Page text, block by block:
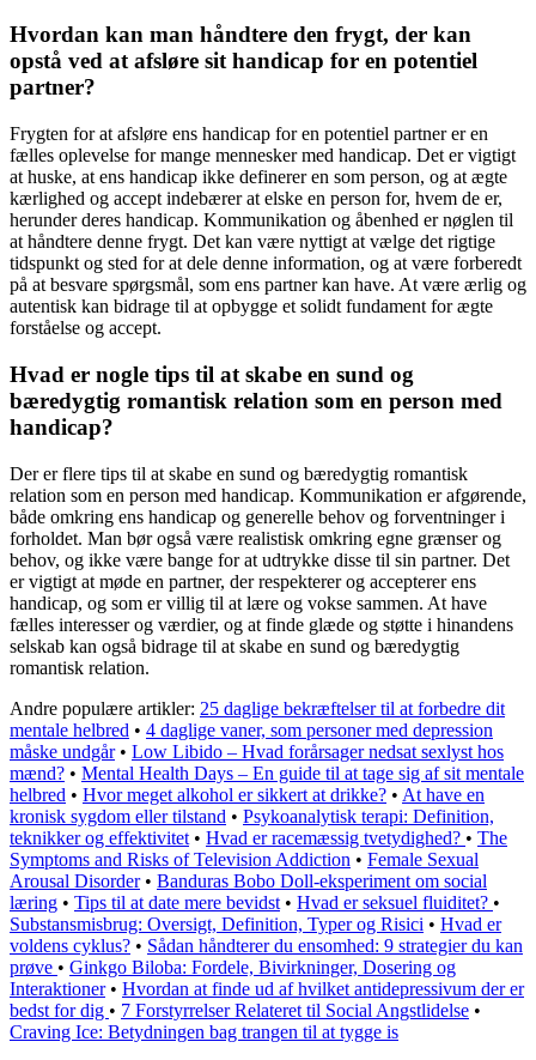
Hvordan kan man håndtere den frygt, der kan
opstå ved at afsløre sit handicap for en potentiel
partner?
Frygten for at afsløre ens handicap for en potentiel partner er en
fælles oplevelse for mange mennesker med handicap. Det er vigtigt
at huske, at ens handicap ikke definerer en som person, og at ægte
kærlighed og accept indebærer at elske en person for, hvem de er,
herunder deres handicap. Kommunikation og åbenhed er nøglen til
at håndtere denne frygt. Det kan være nyttigt at vælge det rigtige
tidspunkt og sted for at dele denne information, og at være forberedt
på at besvare spørgsmål, som ens partner kan have. At være ærlig og
autentisk kan bidrage til at opbygge et solidt fundament for ægte
forståelse og accept.
Hvad er nogle tips til at skabe en sund og
bæredygtig romantisk relation som en person med
handicap?
Der er flere tips til at skabe en sund og bæredygtig romantisk
relation som en person med handicap. Kommunikation er afgørende,
både omkring ens handicap og generelle behov og forventninger i
forholdet. Man bør også være realistisk omkring egne grænser og
behov, og ikke være bange for at udtrykke disse til sin partner. Det
er vigtigt at møde en partner, der respekterer og accepterer ens
handicap, og som er villig til at lære og vokse sammen. At have
fælles interesser og værdier, og at finde glæde og støtte i hinandens
selskab kan også bidrage til at skabe en sund og bæredygtig
romantisk relation.
Andre populære artikler: 25 daglige bekræftelser til at forbedre dit
mentale helbred • 4 daglige vaner, som personer med depression
måske undgår• Low Libido – Hvad forårsager nedsat sexlyst hos
mænd? • Mental Health Days – En guide til at tage sig af sit mentale
helbred • Hvor meget alkohol er sikkert at drikke? • At have en
kronisk sygdom eller tilstand • Psykoanalytisk terapi: Definition,
teknikker og effektivitet • Hvad er racemæssig tvetydighed? • The
Symptoms and Risks of Television Addiction • Female Sexual
Arousal Disorder• Banduras Bobo Doll-eksperiment om social
læring • Tips til at date mere bevidst • Hvad er seksuel fluiditet? •
Substansmisbrug: Oversigt, Definition, Typer og Risici • Hvad er
voldens cyklus? • Sådan håndterer du ensomhed: 9 strategier du kan
prøve • Ginkgo Biloba: Fordele, Bivirkninger, Dosering og
Interaktioner• Hvordan at finde ud af hvilket antidepressivum der er
bedst for dig • 7 Forstyrrelser Relateret til Social Angstlidelse •
Craving Ice: Betydningen bag trangen til at tygge is